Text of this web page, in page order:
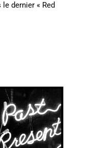
le dernier « Red